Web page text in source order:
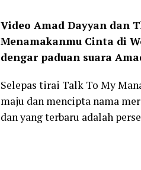
Video Amad Dayyan dan
Menamakanmu Cinta di
dengar paduan suara
Selepas tirai Talk To My
maju dan mencipta nama
dan yang terbaru adalah